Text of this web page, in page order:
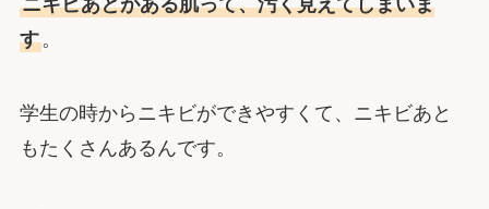
ニキビあとがある肌って、汚く見えてしまいま
す。
学生の時からニキビができやすくて、ニキビあと
もたくさんあるんです。